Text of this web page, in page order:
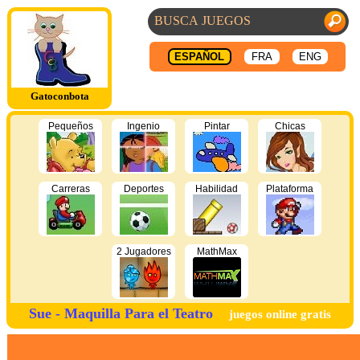
Gatoconbota
ESPAÑOL FRA ENG
Pequeños Ingenio Pintar Chicas
Carreras Deportes Habilidad Plataforma
2 Jugadores MathMax
Sue - Maquilla Para el Teatro juegos online gratis